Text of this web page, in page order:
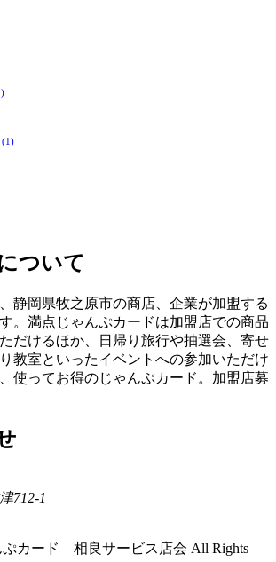
(1)
ついて
静岡県牧之原市の商店、企業が加盟する
。満点じゃんぷカードは加盟店での商品
だけるほか、日帰り旅行や抽選会、寄せ
教室といったイベントへの参加いただけ
使ってお得のじゃんぷカード。加盟店募
712-1
ぷカード 相良サービス店会 All Rights